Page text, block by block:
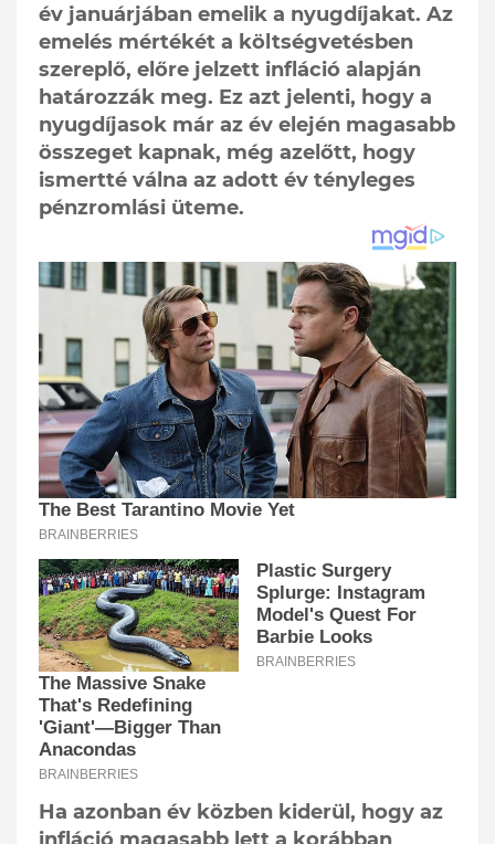
év januárjában emelik a nyugdíjakat. Az
emelés mértékét a költségvetésben
szereplő, előre jelzett infláció alapján
határozzák meg. Ez azt jelenti, hogy a
nyugdíjasok már az év elején magasabb
összeget kapnak, még azelőtt, hogy
ismertté válna az adott év tényleges
pénzromlási üteme.
Ha azonban év közben kiderül, hogy az